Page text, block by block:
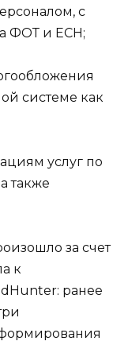
с
ФОТ и ЕСН;
системе как
услуг по
также
за счет
к
ранее